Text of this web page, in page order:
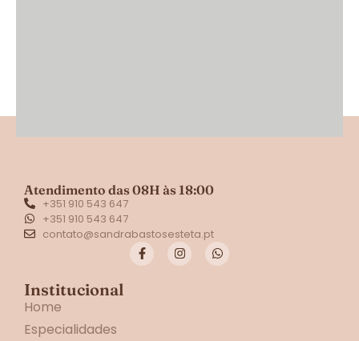
Atendimento das 08H às 18:00
+351 910 543 647
+351 910 543 647
contato@sandrabastosesteta.pt
Institucional
Home
Especialidades